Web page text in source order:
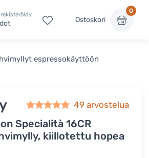
Ostoskori
0
espressokäyttöön
49 arvostelua
Specialità 16CR
kiillotettu hopea